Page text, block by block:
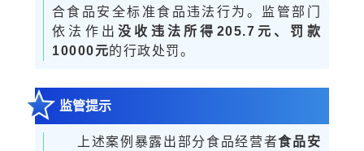
合食品安全标准食品违法行为。监管部门
依法作出 没收违法所得 205.7元、罚款
10000元的行政处罚。
监管提示
上述案例暴露出部分食品经营者食品安